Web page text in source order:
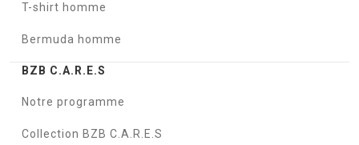
T-shirt homme
Bermuda homme
BZB C.A.R.E.S
Notre programme
Collection BZB C.A.R.E.S